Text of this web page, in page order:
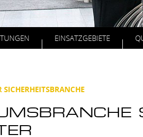
EINSATZGEBIETE
SICHERHEITSBRANCHE